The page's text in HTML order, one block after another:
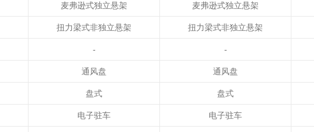
麦弗逊式独立悬架 麦弗逊式独立悬架
扭力梁式非独立悬架 扭力梁式非独立悬架
- -
通风盘 通风盘
盘式 盘式
电子驻车 电子驻车